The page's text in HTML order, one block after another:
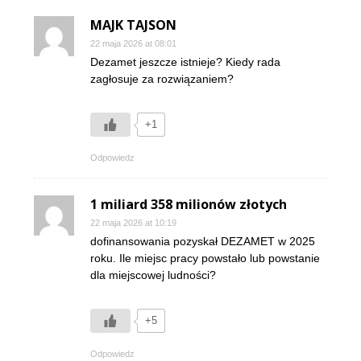
MAJK TAJSON
22 maja 2026 at 08:01
Dezamet jeszcze istnieje? Kiedy rada
zagłosuje za rozwiązaniem?
+1
Odpowiedz
1 miliard 358 milionów złotych
22 maja 2026 at 10:19
dofinansowania pozyskał DEZAMET w 2025
roku. Ile miejsc pracy powstało lub powstanie
dla miejscowej ludności?
+5
Odpowiedz